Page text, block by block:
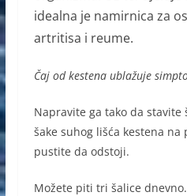
idealna je namirnica za
artritisa i reume.
Čaj od kestena ublažuje
Napravite ga tako da stavite
šake suhog lišća kestena
pustite da odstoji.
Možete piti tri šalice